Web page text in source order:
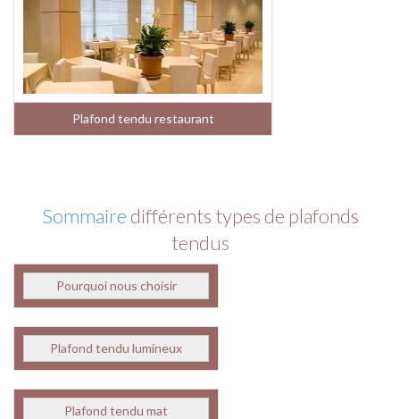
Plafond tendu restaurant
Sommaire différents types de plafonds
tendus
Pourquoi nous choisir
Plafond tendu lumineux
Plafond tendu mat